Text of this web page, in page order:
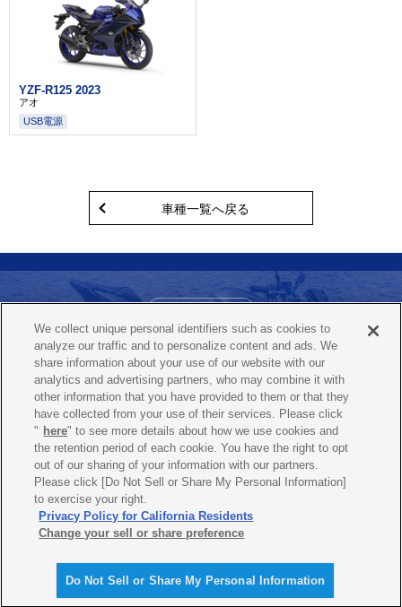
YZF-R125 2023
アオ
USB電源
車種一覧へ戻る
ヤマハ バイクレンタルコールセンター
0120-819-117 （365日 / 24時間）
よくあるご質問 プライバシーポリシー
貸渡約款 特定商取引法に基づく表示
We collect unique personal identifiers such as cookies to
analyze our traffic and to personalize content and ads. We
share information about your use of our website with our
analytics and advertising partners, who may combine it with
other information that you have provided to them or that they
have collected from your use of their services. Please click
" here" to see more details about how we use cookies and
the retention period of each cookie. You have the right to opt
out of our sharing of your information with our partners.
Please click [Do Not Sell or Share My Personal Information]
to exercise your right.
Privacy Policy for California Residents
Change your sell or share preference
Do Not Sell or Share My Personal Information